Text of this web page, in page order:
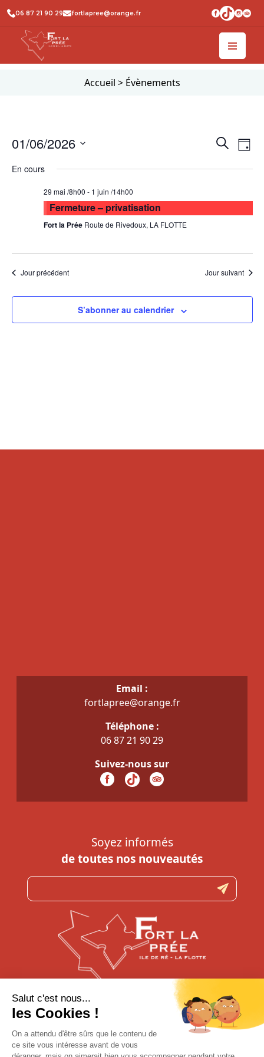
06 87 21 90 29 fortlapree@orange.fr
Accueil > Évènements
de
vues
Recherche
Jour
01/06/2026
une
En cours
29 mai /8h00 - 1 juin /14h00
Fermeture – privatisation
Fort la Prée Route de Rivedoux, LA FLOTTE
Jour précédent Jour suivant
S’abonner au calendrier
Email :
fortlapree@orange.fr
Téléphone :
06 87 21 90 29
Suivez-nous sur
Soyez informés
de toutes nos nouveautés
N’hésitez pas à nous contacter
pour toute question